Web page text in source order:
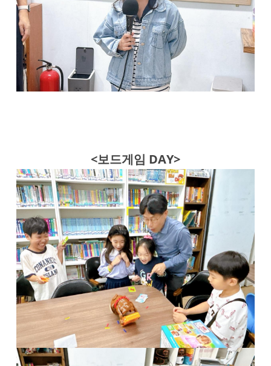
<보드게임 DAY>